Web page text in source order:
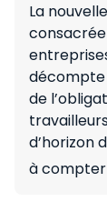
La
décompte
de
d’horizon
à compter